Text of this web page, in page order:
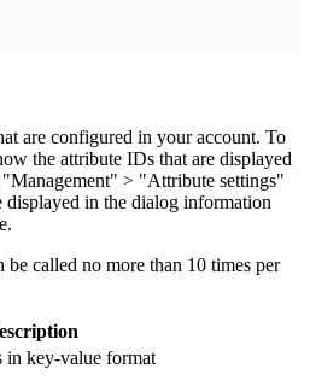
are configured in your account. To
the attribute IDs that are displayed
> "Attribute settings"
in the dialog information
called no more than 10 times per
in key-value format